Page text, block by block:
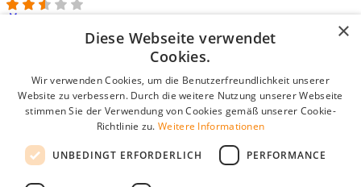
Login für Unternehmen
E-Mail*
Passwort
Angemeldet bleiben
Passwort vergessen?
×
Diese Webseite verwendet
Cookies.
Wir verwenden Cookies, um die Benutzerfreundlichkeit unserer
Website zu verbessern. Durch die weitere Nutzung unserer Webseite
stimmen Sie der Verwendung von Cookies gemäß unserer Cookie-
Richtlinie zu. Weitere Informationen
UNBEDINGT ERFORDERLICH PERFORMANCE